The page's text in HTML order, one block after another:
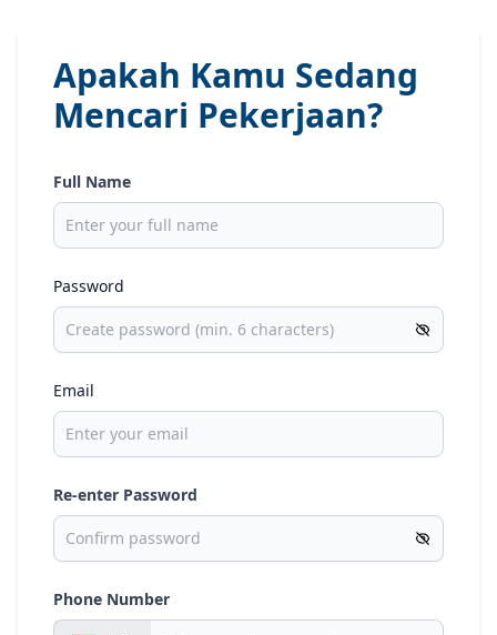
Apakah Kamu Sedang
Mencari Pekerjaan?
Full Name
Password
Email
Re-enter Password
Phone Number